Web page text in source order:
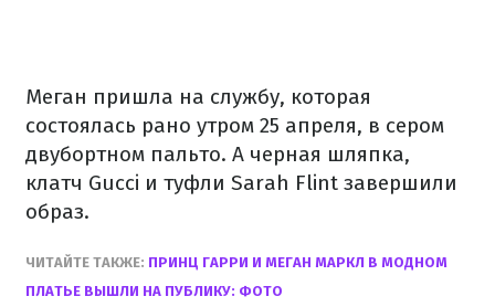
Меган пришла на службу, которая
состоялась рано утром 25 апреля, в сером
двубортном пальто. А черная шляпка,
клатч Gucci и туфли Sarah Flint завершили
образ.
ЧИТАЙТЕ ТАКЖЕ: ПРИНЦ ГАРРИ И МЕГАН МАРКЛ В МОДНОМ
ПЛАТЬЕ ВЫШЛИ НА ПУБЛИКУ: ФОТО